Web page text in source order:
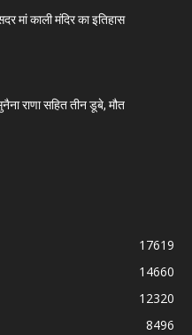
मां काली मंदिर का इतिहास
राणा सहित तीन डूबे, मौत
17619
14660
12320
8496